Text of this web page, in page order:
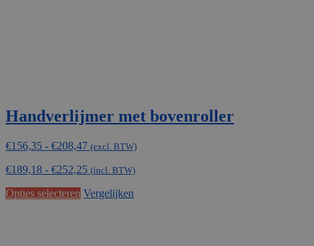
Handverlijmer met bovenroller
€156,35 - €208,47Prijsklasse:
tot
(excl. BTW)
€189,18 - €252,25 (incl. BTW)
Opties selecteren Dit
Vergelijken